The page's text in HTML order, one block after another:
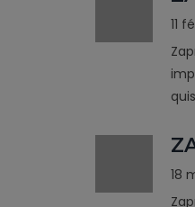
11
18